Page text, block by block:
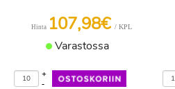
Hinta 107,98€ / KPL
Varastossa
-
+